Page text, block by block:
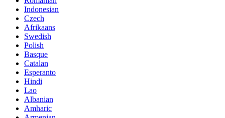
Indonesian
Czech
Afrikaans
Swedish
Polish
Basque
Catalan
Esperanto
Hindi
Lao
Albanian
Amharic